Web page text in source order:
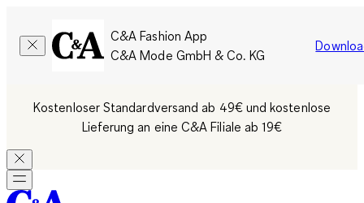
C&A Fashion App
C&A Mode GmbH & Co. KG
Kostenloser Standardversand ab 49€ und kostenlose
Lieferung an eine C&A Filiale ab 19€